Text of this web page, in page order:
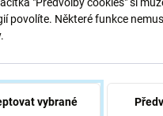
Popis a
"Předvolby cookies" si
povolíte. Některé funkce
vybrané